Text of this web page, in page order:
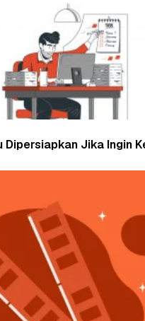
Dipersiapkan Jika Ingin